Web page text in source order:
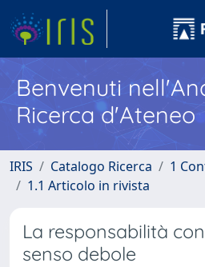
Benvenuti
Ricerca d'Ateneo
IRIS Catalogo Ricerca
1
1.1 Articolo in rivista
La responsabilità
senso debole